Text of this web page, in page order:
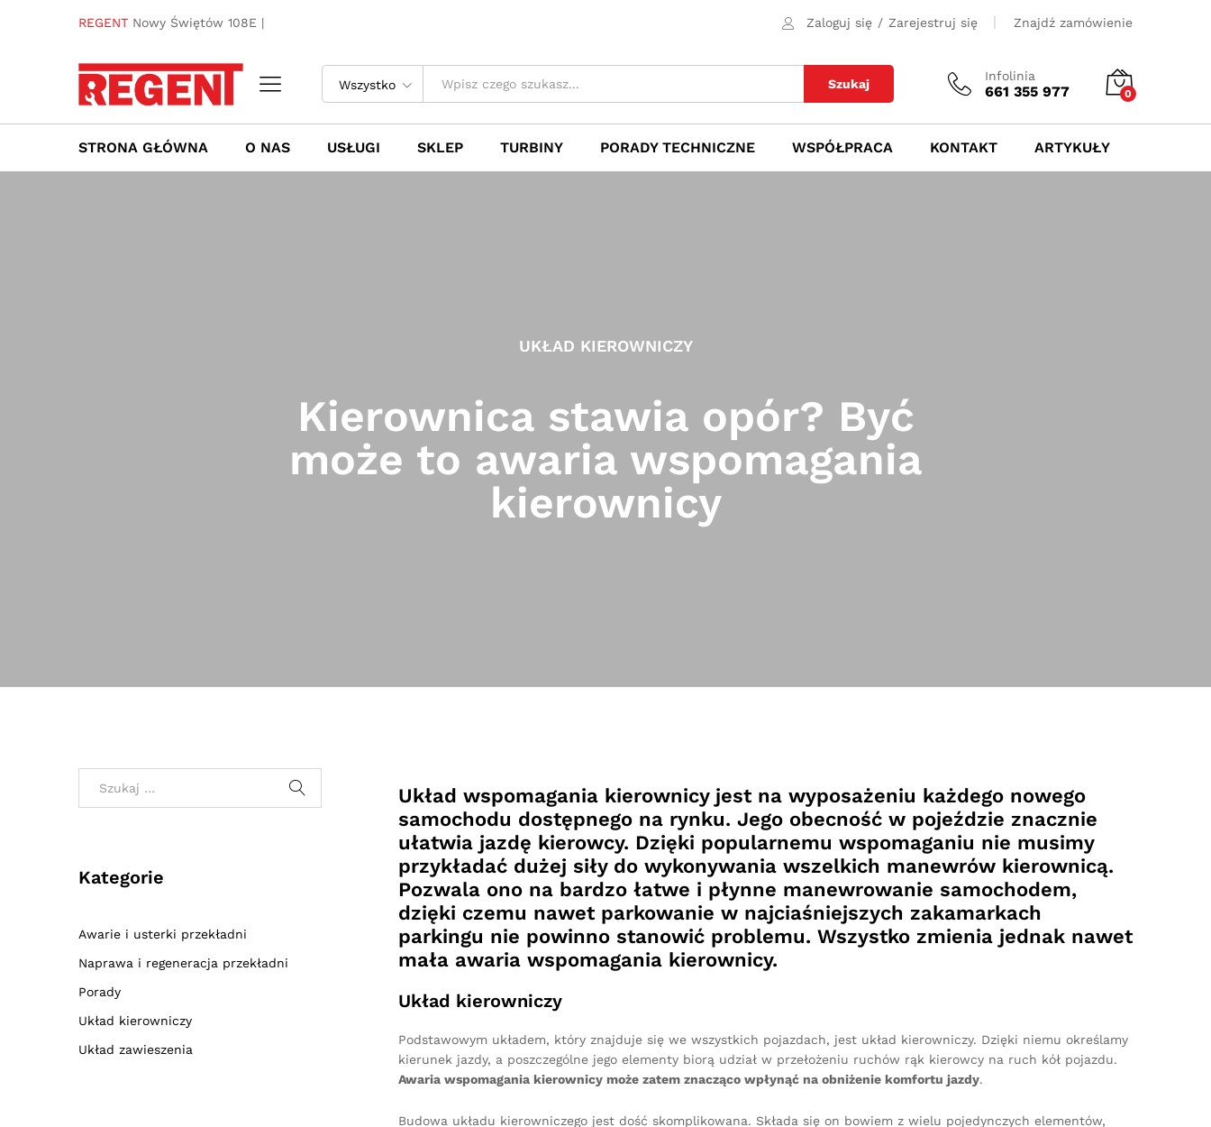
REGENT Nowy Świętów 108E | Zaloguj się / Zarejestruj się Znajdź zamówienie
Wszystko Szukaj
Infolinia
661 355 977 0
STRONA GŁÓWNA O NAS USŁUGI SKLEP TURBINY PORADY TECHNICZNE WSPÓŁPRACA KONTAKT ARTYKUŁY
UKŁAD KIEROWNICZY
Kierownica stawia opór? Być
może to awaria wspomagania
kierownicy
Układ wspomagania kierownicy jest na wyposażeniu każdego nowego
samochodu dostępnego na rynku. Jego obecność w pojeździe znacznie
ułatwia jazdę kierowcy. Dzięki popularnemu wspomaganiu nie musimy
przykładać dużej siły do wykonywania wszelkich manewrów kierownicą.
Pozwala ono na bardzo łatwe i płynne manewrowanie samochodem,
dzięki czemu nawet parkowanie w najciaśniejszych zakamarkach
parkingu nie powinno stanowić problemu. Wszystko zmienia jednak nawet
mała awaria wspomagania kierownicy.
Układ kierowniczy
Podstawowym układem, który znajduje się we wszystkich pojazdach, jest układ kierowniczy. Dzięki niemu określamy
kierunek jazdy, a poszczególne jego elementy biorą udział w przełożeniu ruchów rąk kierowcy na ruch kół pojazdu.
Awaria wspomagania kierownicy może zatem znacząco wpłynąć na obniżenie komfortu jazdy.
Budowa układu kierowniczego jest dość skomplikowana. Składa się on bowiem z wielu pojedynczych elementów,
Kategorie
Awarie i usterki przekładni
Naprawa i regeneracja przekładni
Porady
Układ kierowniczy
Układ zawieszenia